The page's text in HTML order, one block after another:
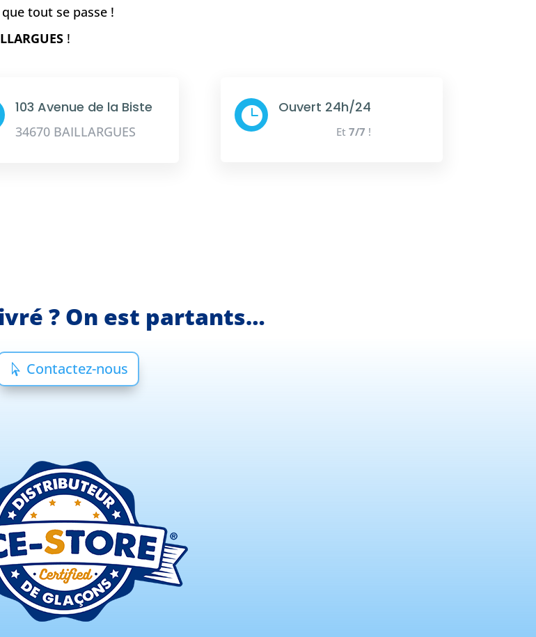
que tout se passe !
!
103 Avenue de la Biste
34670 BAILLARGUES
 Ouvert 24h/24
Et 7/7 !
? On est partants…
Contactez-nous